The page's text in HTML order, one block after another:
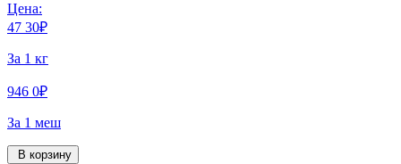
Цена:
47 30₽
За 1 кг
946 0₽
За 1 меш
В корзину